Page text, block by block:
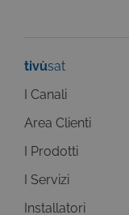
tivùsat
I Canali
Area Clienti
I Prodotti
I Servizi
Installatori